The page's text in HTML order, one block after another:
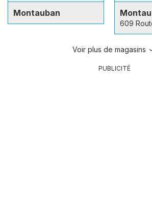
Montauban
609
Voir plus de magasins
PUBLICITÉ